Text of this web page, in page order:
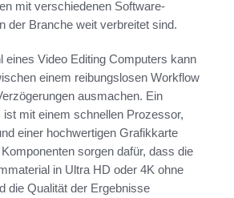
mit verschiedenen Software-
der Branche weit verbreitet sind.
eines Video Editing Computers kann
einem reibungslosen Workflow
ausmachen. Ein
mit einem schnellen Prozessor,
einer hochwertigen Grafikkarte
sorgen dafür, dass die
in Ultra HD oder 4K ohne
die Qualität der Ergebnisse